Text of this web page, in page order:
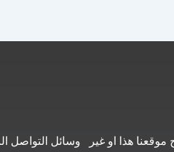
هذا او غير وسائل التواصل